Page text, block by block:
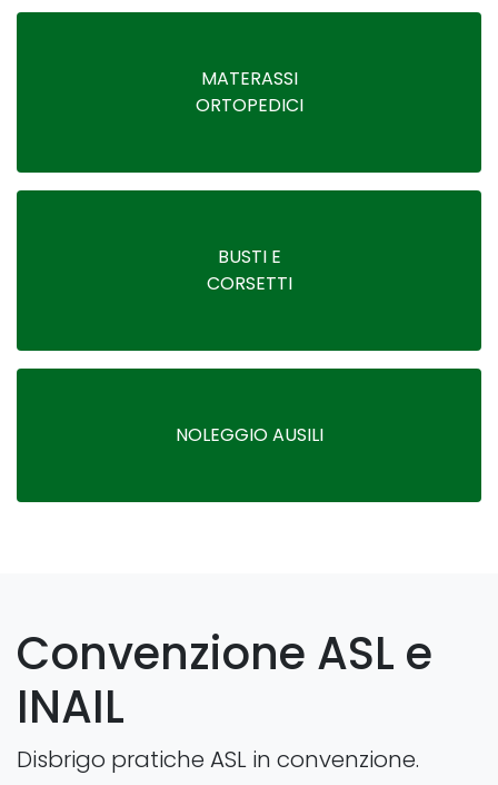
MATERASSI
ORTOPEDICI
BUSTI E
CORSETTI
NOLEGGIO AUSILI
Convenzione ASL e
INAIL
Disbrigo pratiche ASL in convenzione.